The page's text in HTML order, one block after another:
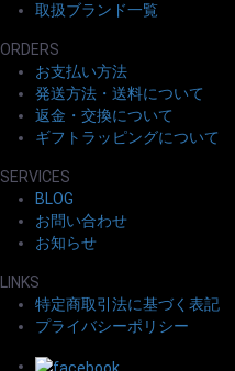
取扱ブランド一覧
ORDERS
お支払い方法
発送方法・送料について
返金・交換について
ギフトラッピングについて
SERVICES
BLOG
お問い合わせ
お知らせ
LINKS
特定商取引法に基づく表記
プライバシーポリシー